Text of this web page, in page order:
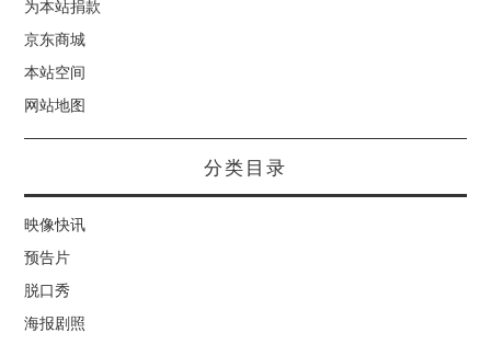
为本站捐款
京东商城
本站空间
网站地图
分类目录
映像快讯
预告片
脱口秀
海报剧照